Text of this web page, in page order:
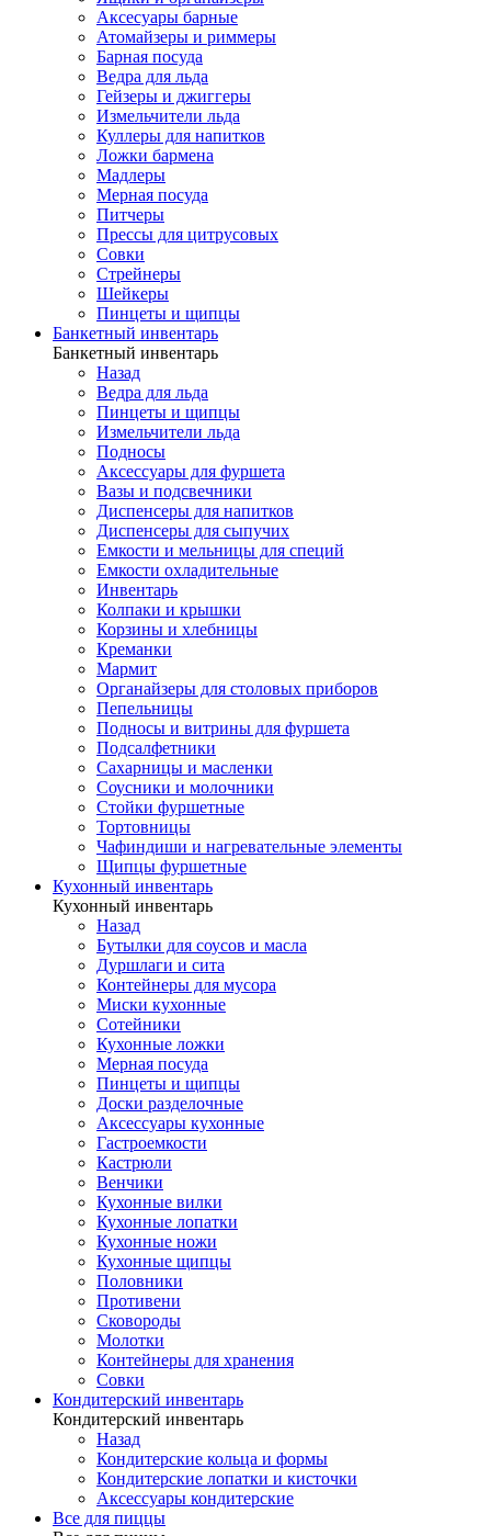
Аксесуары барные
Атомайзеры и риммеры
Барная посуда
Ведра для льда
Гейзеры и джиггеры
Измельчители льда
Куллеры для напитков
Ложки бармена
Мадлеры
Мерная посуда
Питчеры
Прессы для цитрусовых
Совки
Стрейнеры
Шейкеры
Пинцеты и щипцы
Банкетный инвентарь
Банкетный инвентарь
Назад
Ведра для льда
Пинцеты и щипцы
Измельчители льда
Подносы
Аксессуары для фуршета
Вазы и подсвечники
Диспенсеры для напитков
Диспенсеры для сыпучих
Емкости и мельницы для специй
Емкости охладительные
Инвентарь
Колпаки и крышки
Корзины и хлебницы
Креманки
Мармит
Органайзеры для столовых приборов
Пепельницы
Подносы и витрины для фуршета
Подсалфетники
Сахарницы и масленки
Соусники и молочники
Стойки фуршетные
Тортовницы
Чафиндиши и нагревательные элементы
Щипцы фуршетные
Кухонный инвентарь
Кухонный инвентарь
Назад
Бутылки для соусов и масла
Дуршлаги и сита
Контейнеры для мусора
Миски кухонные
Сотейники
Кухонные ложки
Мерная посуда
Пинцеты и щипцы
Доски разделочные
Аксессуары кухонные
Гастроемкости
Кастрюли
Венчики
Кухонные вилки
Кухонные лопатки
Кухонные ножи
Кухонные щипцы
Половники
Противени
Сковороды
Молотки
Контейнеры для хранения
Совки
Кондитерский инвентарь
Кондитерский инвентарь
Назад
Кондитерские кольца и формы
Кондитерские лопатки и кисточки
Аксессуары кондитерские
Все для пиццы